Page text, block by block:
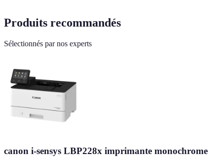
Produits recommandés
Sélectionnés par nos experts
canon i-sensys LBP228x imprimante monochrome